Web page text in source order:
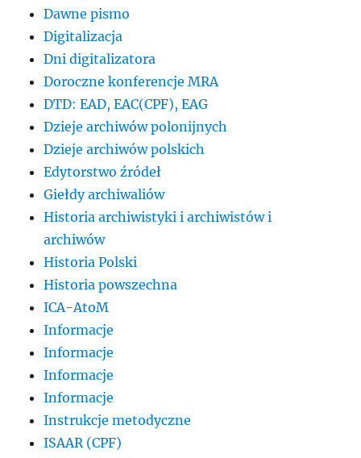
Dawne pismo
Digitalizacja
Dni digitalizatora
Doroczne konferencje MRA
DTD: EAD, EAC(CPF), EAG
Dzieje archiwów polonijnych
Dzieje archiwów polskich
Edytorstwo źródeł
Giełdy archiwaliów
Historia archiwistyki i archiwistów i
archiwów
Historia Polski
Historia powszechna
ICA-AtoM
Informacje
Informacje
Informacje
Informacje
Instrukcje metodyczne
ISAAR (CPF)